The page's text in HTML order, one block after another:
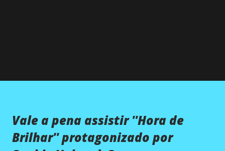
Vale a pena assistir ''Hora de
Brilhar'' protagonizado por